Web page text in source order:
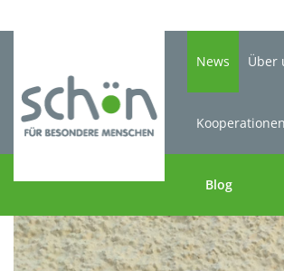
News
Blog
Über
Kooperationen